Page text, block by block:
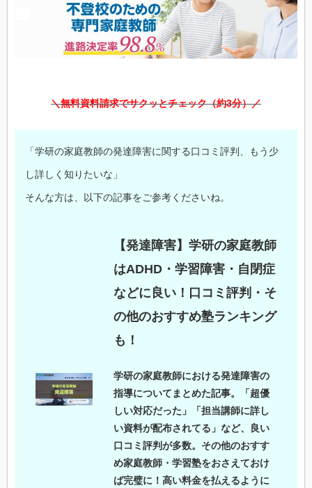
＼無料資料請求でサクッとチェック（約3分）／
「学研の家庭教師の発達障害に関する口コミ評判、もう少
し詳しく知りたいな」
そんな方は、以下の記事をご参考くださいね。
【発達障害】学研の家庭教師
はADHD・学習障害・自閉症
などに良い！口コミ評判・そ
の他のおすすめ塾ランキング
も！
学研の家庭教師における発達障害の
指導についてまとめた記事。「超優
しい対応だった」「担当講師に詳し
い資料が配布されてる」など、良い
口コミ評判が多数。その他のおすす
め家庭教師・学習塾をおさえておけ
ば完璧に！高い料金を払えるように